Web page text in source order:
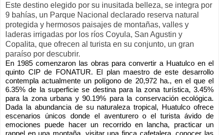
Este destino elegido por su inusitada belleza, se integra por
9 bahías, un Parque Nacional declarado reserva natural
protegida y hermosos paisajes de montañas, valles y
laderas irrigadas por los ríos Coyula, San Agustin y
Copalita, que ofrecen al turista en su conjunto, un gran
paraíso por descubrir.
En 1985 comenzaron las obras para convertir a Huatulco en el
quinto CIP de FONATUR. El plan maestro de este desarrollo
contempla actualmente un polígono de 20,972 ha., en el que el
6.35% de la superficie se destina para la zona turística, 3.45%
para la zona urbana y 90.19% para la conservación ecológica.
Dada la abundancia de su naturaleza tropical, Huatulco ofrece
escenarios únicos donde el aventurero o el turista ávido de
emociones puede hacer un recorrido en lancha, practicar un